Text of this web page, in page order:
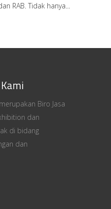
RAB. Tidak hanya
Biro Jasa
dan
di bidang
dan